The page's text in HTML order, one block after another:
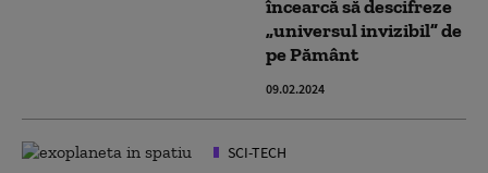
încearcă să descifreze
„universul invizibil” de
pe Pământ
09.02.2024
SCI-TECH